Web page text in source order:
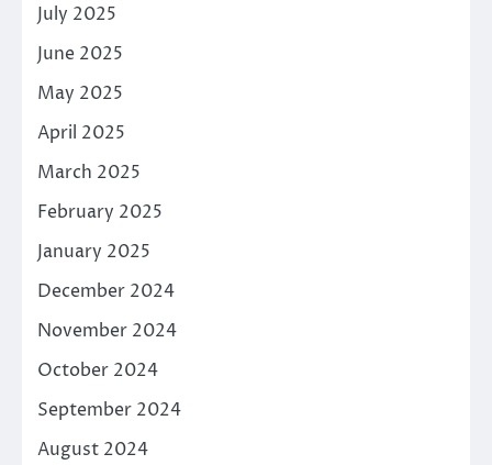
July 2025
June 2025
May 2025
April 2025
March 2025
February 2025
January 2025
December 2024
November 2024
October 2024
September 2024
August 2024